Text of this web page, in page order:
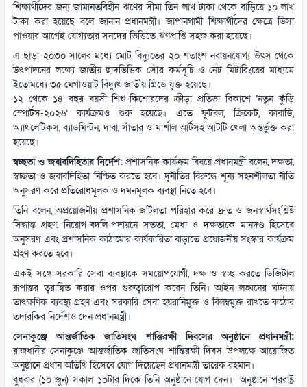
শিক্ষার্থীদের জন্য জামানতবিহীন ঋণের সীমা তিন লাখ টাকা থেকে বাড়িয়ে ১০ লাখ
টাকা করা হয়েছে বলে জানান প্রধানমন্ত্রী। জাপানগামী শিক্ষার্থীদের ক্ষেত্রে ভিসা
পাওয়ার আগেই যোগ্যতার সনদের ভিত্তিতে ঋণপ্রাপ্তি সহজ করা হয়েছে।
এ ছাড়া ২০৩০ সালের মধ্যে মোট বিদ্যুতের ২০ শতাংশ নবায়নযোগ্য উৎস থেকে
উৎপাদনের লক্ষ্যে জাতীয় ছাদভিত্তিক সৌর কর্মসূচি ও নেট মিটারিংয়ের মাধ্যমে
ইতোমধ্যে ৩৫ মেগাওয়াট বিদ্যুৎ জাতীয় গ্রিডে যুক্ত হয়েছে।
১২ থেকে ১৪ বছর বয়সী শিশু-কিশোরদের ক্রীড়া প্রতিভা বিকাশে ‘নতুন কুঁড়ি
স্পোর্টস-২০২৬’ কার্যক্রমও শুরু হয়েছে। এতে ফুটবল, ক্রিকেট, কাবাডি,
অ্যাথলেটিকস, ব্যাডমিন্টন, দাবা, সাঁতার ও মার্শাল আর্টসহ আটটি খেলা অন্তর্ভুক্ত করা
হয়েছে।
স্বচ্ছতা ও জবাবদিহিতার নির্দেশ: প্রশাসনিক কার্যক্রম বিষয়ে প্রধানমন্ত্রী বলেন, দক্ষতা,
স্বচ্ছতা ও জবাবদিহিতা নিশ্চিত করতে হবে। দুর্নীতির বিরুদ্ধে শূন্য সহনশীলতা নীতি
অনুসরণ করে প্রতিরোধমূলক ও দমনমূলক ব্যবস্থা নিতে হবে।
তিনি বলেন, অপ্রয়োজনীয় প্রশাসনিক জটিলতা পরিহার করে দ্রুত ও জনস্বার্থসংশ্লিষ্ট
সিদ্ধান্ত গ্রহণ, নিয়োগ-বদলি-পদায়নে সততা, মেধা ও দক্ষতাকে মানদণ্ড হিসেবে
অনুসরণ এবং প্রশাসনিক কাঠামোর কার্যকারিতা বাড়াতে প্রয়োজনীয় সংস্কার কার্যক্রম
গ্রহণ করতে হবে।
একই সঙ্গে সরকারি সেবা ব্যবস্থাকে সময়োপযোগী, দক্ষ ও স্বচ্ছ করতে ডিজিটাল
রূপান্তর ত্বরান্বিত করার ওপর গুরুত্বারোপ করেন তিনি। আইন লঙ্ঘনের ঘটনায়
তাৎক্ষণিক ব্যবস্থা গ্রহণ এবং সরকারি সেবা হয়রানিমুক্ত ও বিলম্বমুক্ত রাখতে কঠোর
তদারকির নির্দেশও দেন প্রধানমন্ত্রী।
সেনাকুঞ্জে আন্তর্জাতিক জাতিসংঘ শান্তিরক্ষী দিবসের অনুষ্ঠানে প্রধানমন্ত্রী:
রাজধানীর সেনাকুঞ্জে আন্তর্জাতিক জাতিসংঘ শান্তিরক্ষী দিবস উপলক্ষে আয়োজিত
অনুষ্ঠানে প্রধান অতিথি হিসেবে যোগ দিয়েছেন প্রধানমন্ত্রী তারেক রহমান।
বুধবার (১০ জুন) সকাল ১০টার দিকে তিনি অনুষ্ঠানে যোগ দেন। অনুষ্ঠানে পররাষ্ট্র